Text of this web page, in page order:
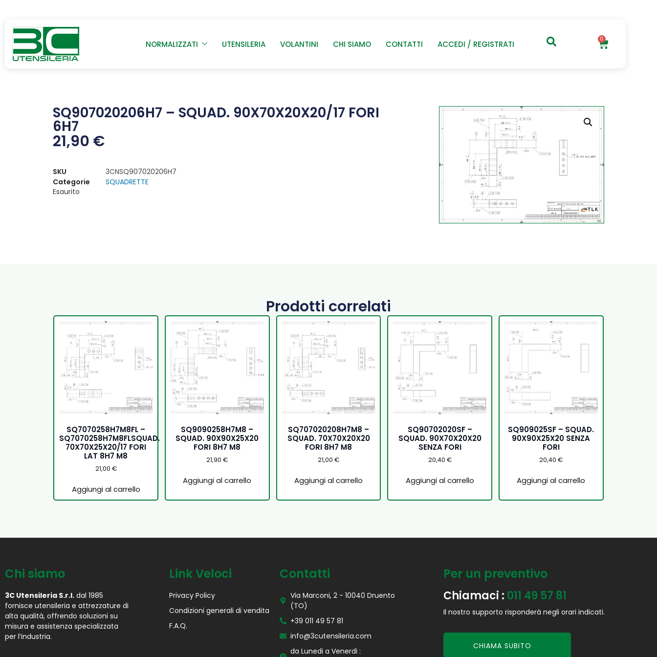
NORMALIZZATI UTENSILERIA VOLANTINI CHI SIAMO CONTATTI ACCEDI / REGISTRATI 0
SQ907020206H7 – SQUAD. 90X70X20X20/17 FORI
6H7
21,90 €
SKU
3CNSQ907020206H7
Categorie
SQUADRETTE
Esaurito
Prodotti correlati
SQ7070258H7M8FL –
SQ7070258H7M8FLSQUAD.
70X70X25X20/17 FORI
LAT 8H7 M8
21,00 €
Aggiungi al carrello
SQ9090258H7M8 –
SQUAD. 90X90X25X20
FORI 8H7 M8
21,90€
Aggiungi al carrello
SQ707020208H7M8 –
SQUAD. 70X70X20X20
FORI 8H7 M8
21,00 €
Aggiungi al carrello
SQ90702020SF –
SQUAD. 90X70X20X20
SENZA FORI
20,40 €
Aggiungi al carrello
SQ909025SF – SQUAD.
90X90X25X20 SENZA
FORI
20,40€
Aggiungi al carrello
Chi siamo
3C Utensileria S.r.l. dal 1985
fornisce utensileria e attrezzature di
alta qualità, offrendo soluzioni su
misura e assistenza specializzata
per l’industria.
Link Veloci
Privacy Policy
Condizioni generali di vendita
F.A.Q.
Contatti
Via Marconi, 2 - 10040 Druento
(TO)
+39 011 49 57 81
info@3cutensileria.com
da Lunedi a Venerdi :
Per un preventivo
Chiamaci : 011 49 57 81
Il nostro supporto risponderà negli orari indicati.
CHIAMA SUBITO